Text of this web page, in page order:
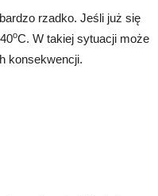
rzadko. Jeśli już się
oC. W takiej sytuacji może
konsekwencji.